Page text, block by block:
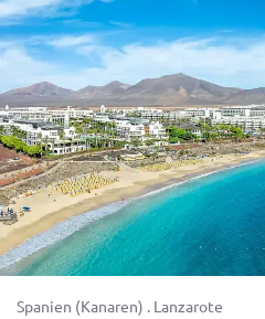
Spanien (Kanaren) . Lanzarote